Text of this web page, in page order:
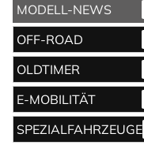
MODELL-NEWS
OFF-ROAD
OLDTIMER
E-MOBILITÄT
SPEZIALFAHRZEUGE